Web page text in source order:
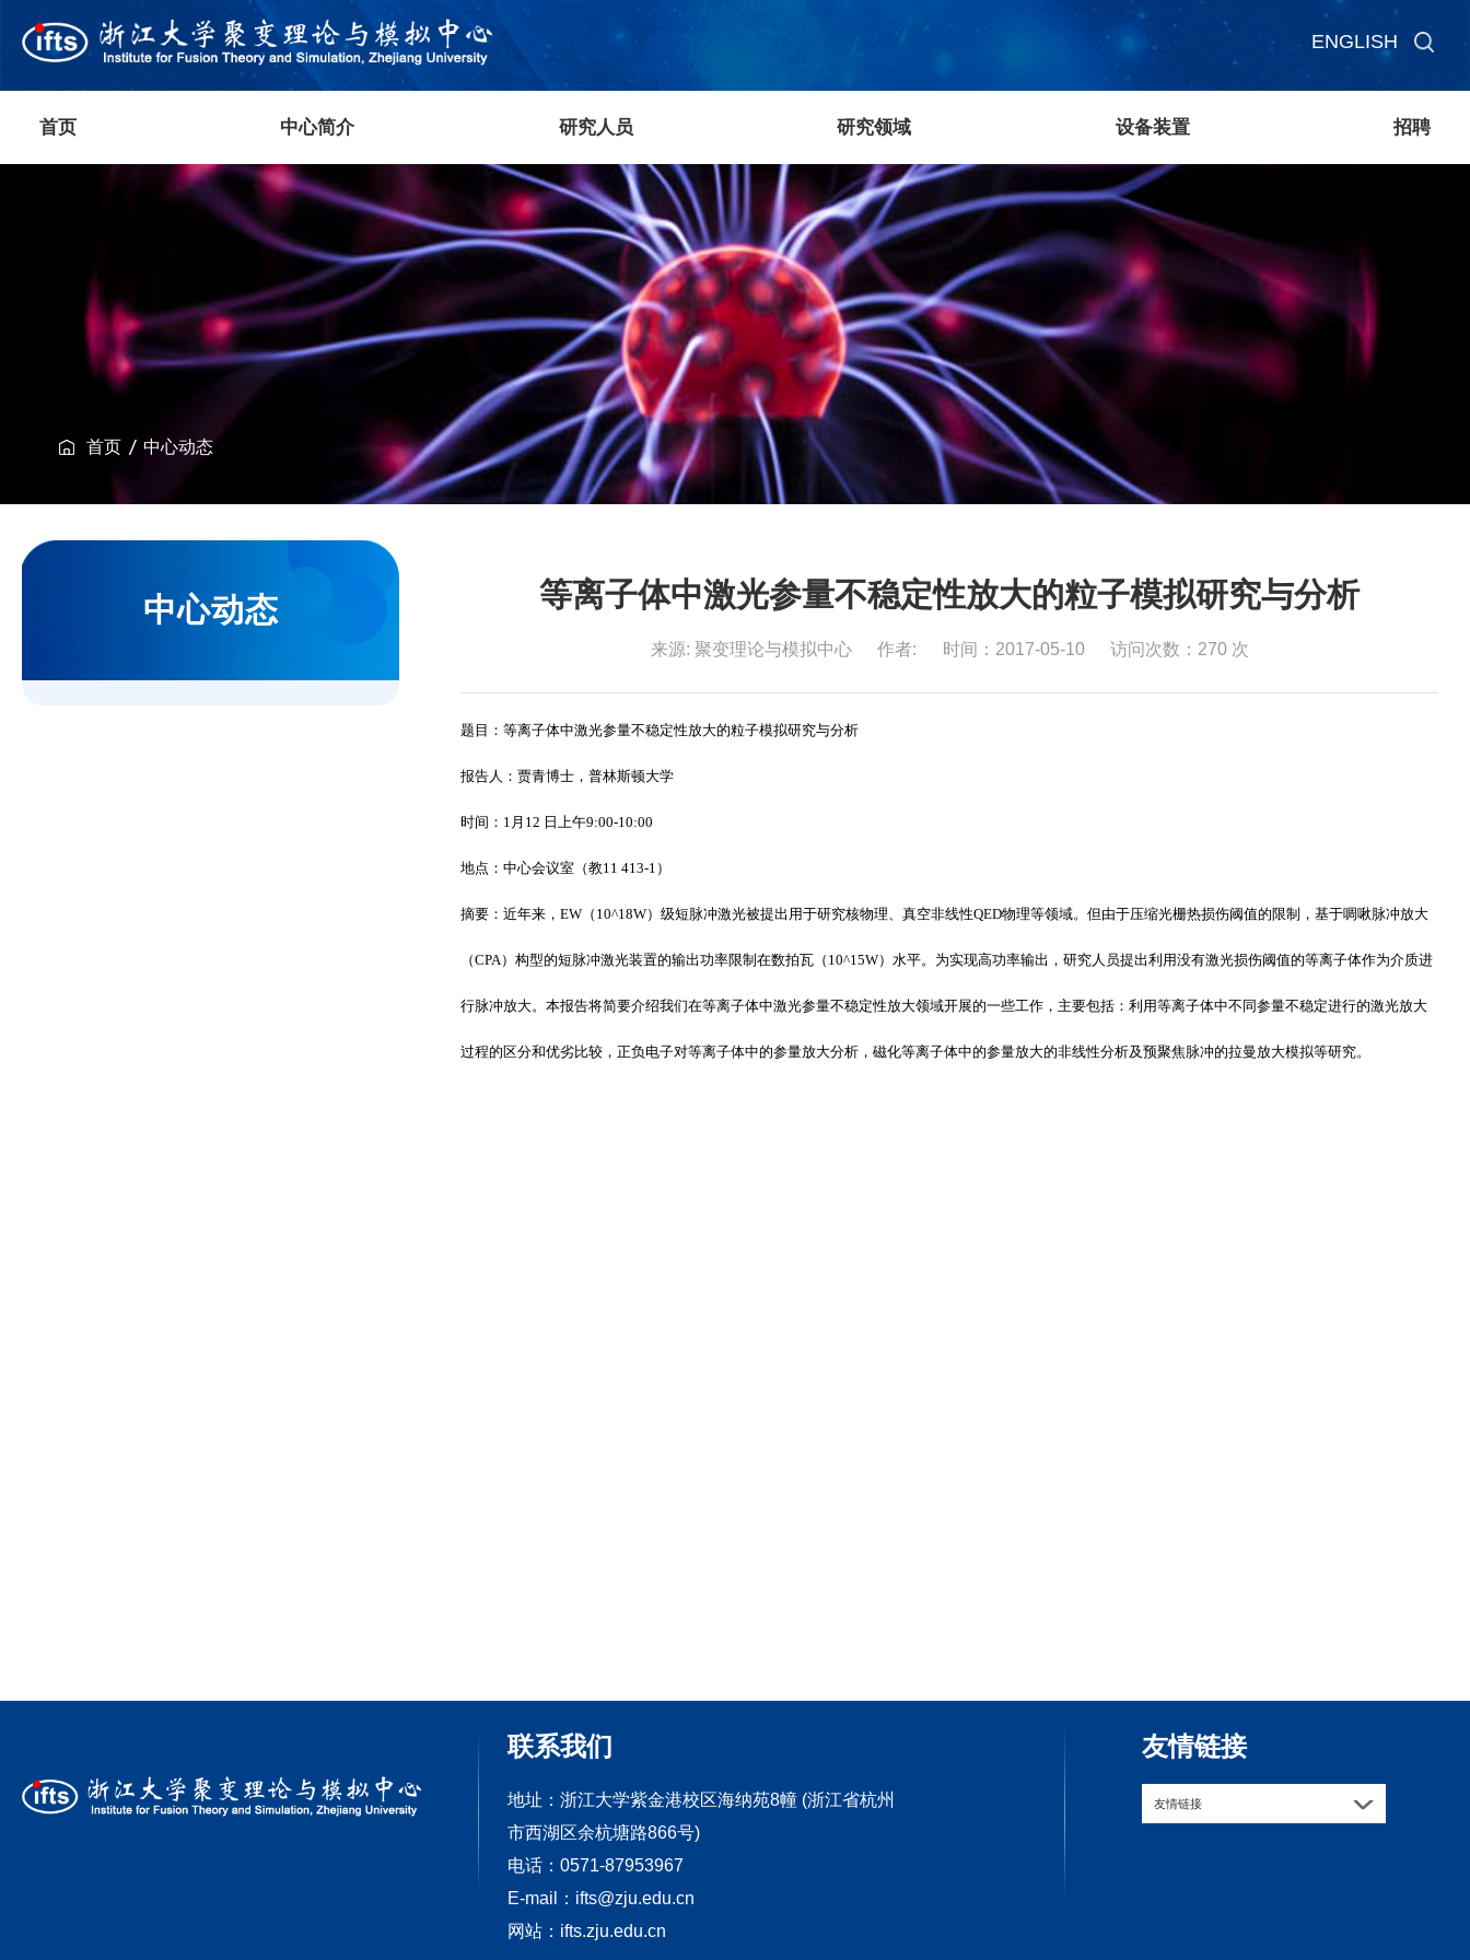
ENGLISH
首页 中心简介 研究人员 研究领域 设备装置 招聘
首页 中心动态
中心动态 等离子体中激光参量不稳定性放大的粒子模拟研究与分析
来源: 聚变理论与模拟中心 作者: 时间：2017-05-10 访问次数： 270 次
题目：等离子体中激光参量不稳定性放大的粒子模拟研究与分析
报告人：贾青博士，普林斯顿大学
时间： 1 月 12 日上午9:00-10:00
地点：中心会议室（教11 413-1 ）
摘要：近年来， EW （ 10^18W）级短脉冲激光被提出用于研究核物理、真空非线性QED物理等领域。但由于压缩光栅热损伤阈值的限制，基于啁啾脉冲放大
（CPA ）构型的短脉冲激光装置的输出功率限制在数拍瓦（ 10^15W）水平。为实现高功率输出，研究人员提出利用没有激光损伤阈值的等离子体作为介质进
行脉冲放大。本报告将简要介绍我们在等离子体中激光参量不稳定性放大领域开展的一些工作，主要包括：利用等离子体中不同参量不稳定进行的激光放大
过程的区分和优劣比较，正负电子对等离子体中的参量放大分析，磁化等离子体中的参量放大的非线性分析及预聚焦脉冲的拉曼放大模拟等研究。
联系我们
地址：浙江大学紫金港校区海纳苑8幢 (浙江省杭州
市西湖区余杭塘路866号)
电话：0571-87953967
E-mail： ifts@zju.edu.cn
网站： ifts.zju.edu.cn
友情链接
友情链接